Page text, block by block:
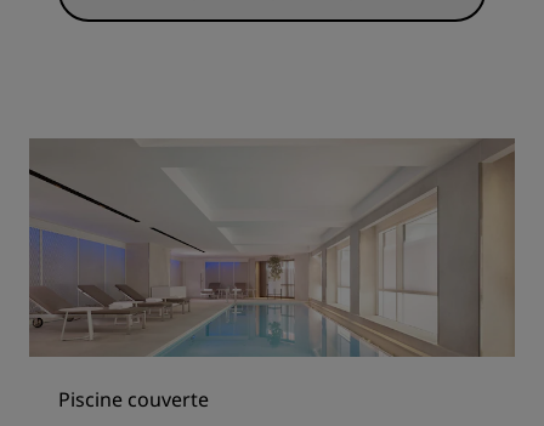
Piscine couverte